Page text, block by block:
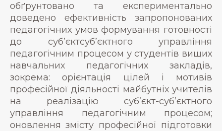
обґрунтовано та експериментально
доведено ефективність запропонованих
педагогічних умов формування готовності
до суб’єктсуб’єктного управління
педагогічним процесом у студентів вищих
навчальних педагогічних закладів,
зокрема: орієнтація цілей і мотивів
професійної діяльності майбутніх учителів
на реалізацію суб’єкт-суб’єктного
управління педагогічним процесом;
оновлення змісту професійної підготовки